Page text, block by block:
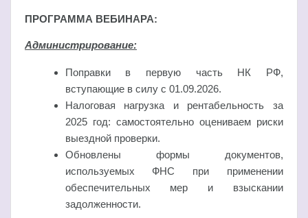
ПРОГРАММА ВЕБИНАРА:
Администрирование:
Поправки в первую часть НК РФ,
вступающие в силу с 01.09.2026.
Налоговая нагрузка и рентабельность за
2025 год: самостоятельно оцениваем риски
выездной проверки.
Обновлены формы документов,
используемых ФНС при применении
обеспечительных мер и взыскании
задолженности.